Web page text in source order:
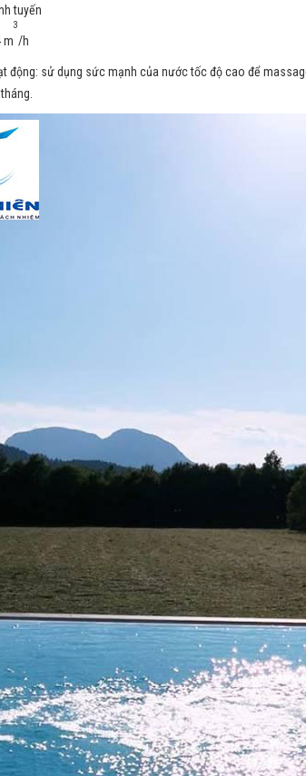
tuyến
m
3
/h
động: sử dụng sức mạnh của nước tốc độ cao để